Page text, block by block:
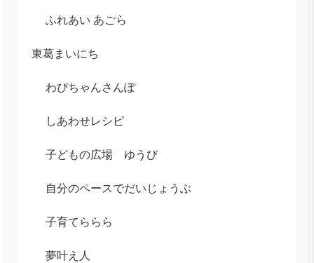
ふれあい あごら
東葛まいにち
わぴちゃんさんぽ
しあわせレシピ
子どもの広場 ゆうび
自分のペースでだいじょうぶ
子育てららら
夢叶え人